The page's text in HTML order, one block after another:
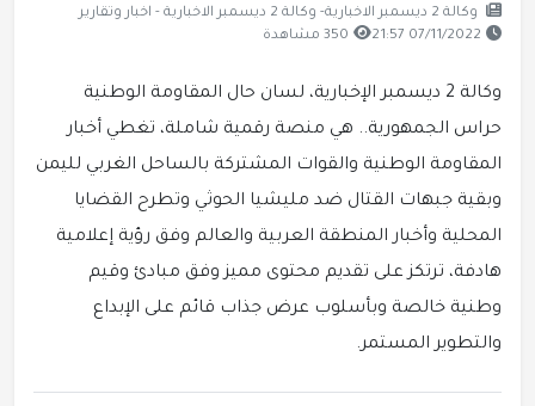
وكالة 2 ديسمبر الاخبارية- وكالة 2 ديسمبر الاخبارية - اخبار وتقارير
07/11/2022 21:57
350 مشاهدة
وكالة 2 ديسمبر الإخبارية، لسان حال المقاومة الوطنية
حراس الجمهورية.. هي منصة رقمية شاملة، تغطي أخبار
المقاومة الوطنية والقوات المشتركة بالساحل الغربي لليمن
وبقية جبهات القتال ضد مليشيا الحوثي وتطرح القضايا
المحلية وأخبار المنطقة العربية والعالم وفق رؤية إعلامية
هادفة، ترتكز على تقديم محتوى مميز وفق مبادئ وقيم
وطنية خالصة وبأسلوب عرض جذاب قائم على الإبداع
والتطوير المستمر.